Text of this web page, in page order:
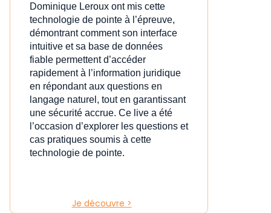
Dominique Leroux ont mis cette
technologie de pointe à l’épreuve,
démontrant comment son interface
intuitive et sa base de données
fiable permettent d’accéder
rapidement à l’information juridique
en répondant aux questions en
langage naturel, tout en garantissant
une sécurité accrue. Ce live a été
l’occasion d’explorer les questions et
cas pratiques soumis à cette
technologie de pointe.
Je découvre >